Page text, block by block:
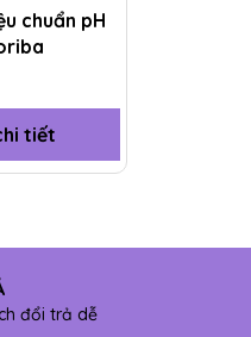
chuẩn pH
tiết
đổi trả dễ